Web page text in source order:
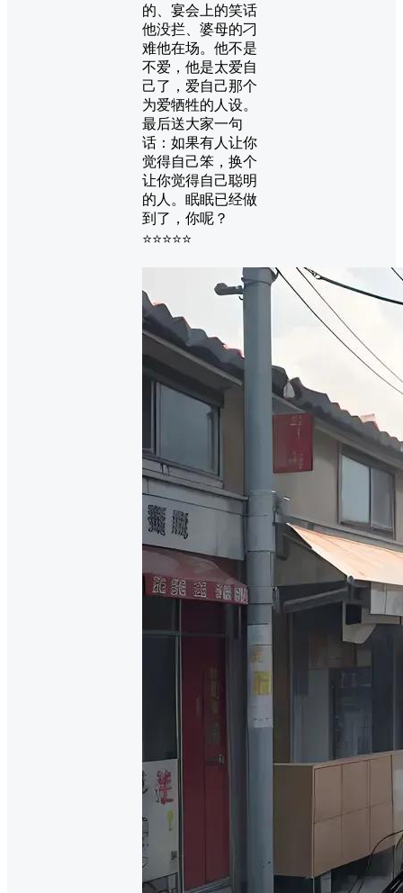
的、宴会上的笑话
他没拦、婆母的刁
难他在场。他不是
不爱，他是太爱自
己了，爱自己那个
为爱牺牲的人设。
最后送大家一句
话：如果有人让你
觉得自己笨，换个
让你觉得自己聪明
的人。眠眠已经做
到了，你呢？
⭐⭐⭐⭐⭐